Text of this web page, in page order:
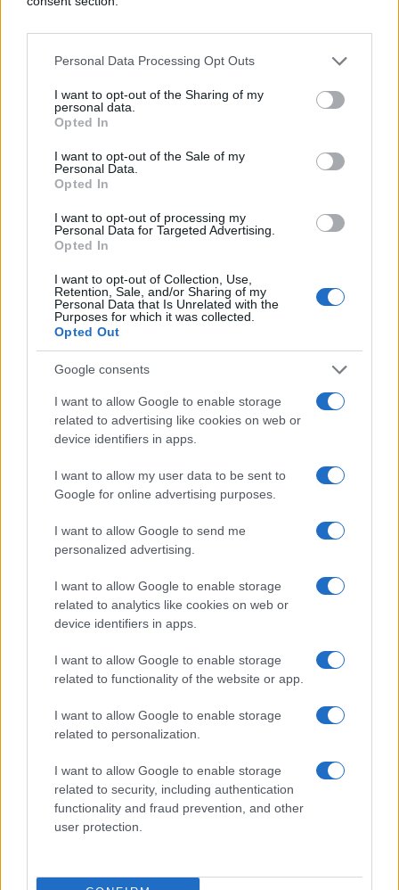
Personal Data Processing Opt Outs
I want to opt-out of the Sharing of my
personal data.
Opted In
I want to opt-out of the Sale of my
Personal Data.
Opted In
I want to opt-out of processing my
Personal Data for Targeted Advertising.
Opted In
I want to opt-out of Collection, Use,
Retention, Sale, and/or Sharing of my
Personal Data that Is Unrelated with the
Purposes for which it was collected.
Opted Out
Google consents
I want to allow Google to enable storage
related to advertising like cookies on web or
device identifiers in apps.
I want to allow my user data to be sent to
Google for online advertising purposes.
I want to allow Google to send me
personalized advertising.
I want to allow Google to enable storage
related to analytics like cookies on web or
device identifiers in apps.
I want to allow Google to enable storage
related to functionality of the website or app.
I want to allow Google to enable storage
related to personalization.
I want to allow Google to enable storage
related to security, including authentication
functionality and fraud prevention, and other
user protection.
#donald trump #politika